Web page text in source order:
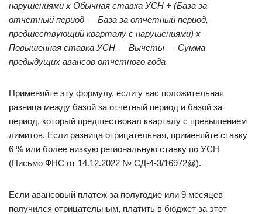
нарушениями х Обычная ставка УСН + (База за
отчетный период — База за отчетный период,
предшествующий кварталу с нарушениями) х
Повышенная ставка УСН — Вычеты — Сумма
предыдущих авансов отчетного года
Применяйте эту формулу, если у вас положительная
разница между базой за отчетный период и базой за
период, который предшествовал кварталу с превышением
лимитов. Если разница отрицательная, применяйте ставку
6 % или более низкую региональную ставку по УСН
(Письмо ФНС от 14.12.2022 № СД-4-3/16972@).
Если авансовый платеж за полугодие или 9 месяцев
получился отрицательным, платить в бюджет за этот